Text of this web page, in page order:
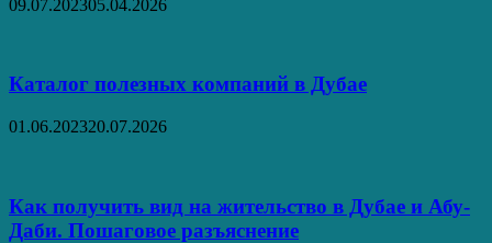
09.07.202305.04.2026
Каталог полезных компаний в Дубае
01.06.202320.07.2026
Как получить вид на жительство в Дубае и Абу-
Даби. Пошаговое разъяснение